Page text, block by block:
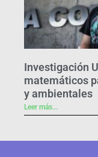
Investigación
matemáticos
y ambientales
Leer más...